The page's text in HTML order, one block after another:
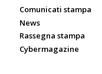
Comunicati stampa
News
Rassegna stampa
Cybermagazine